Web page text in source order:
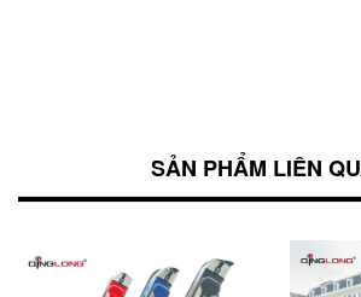
SẢN PHẨM LIÊN